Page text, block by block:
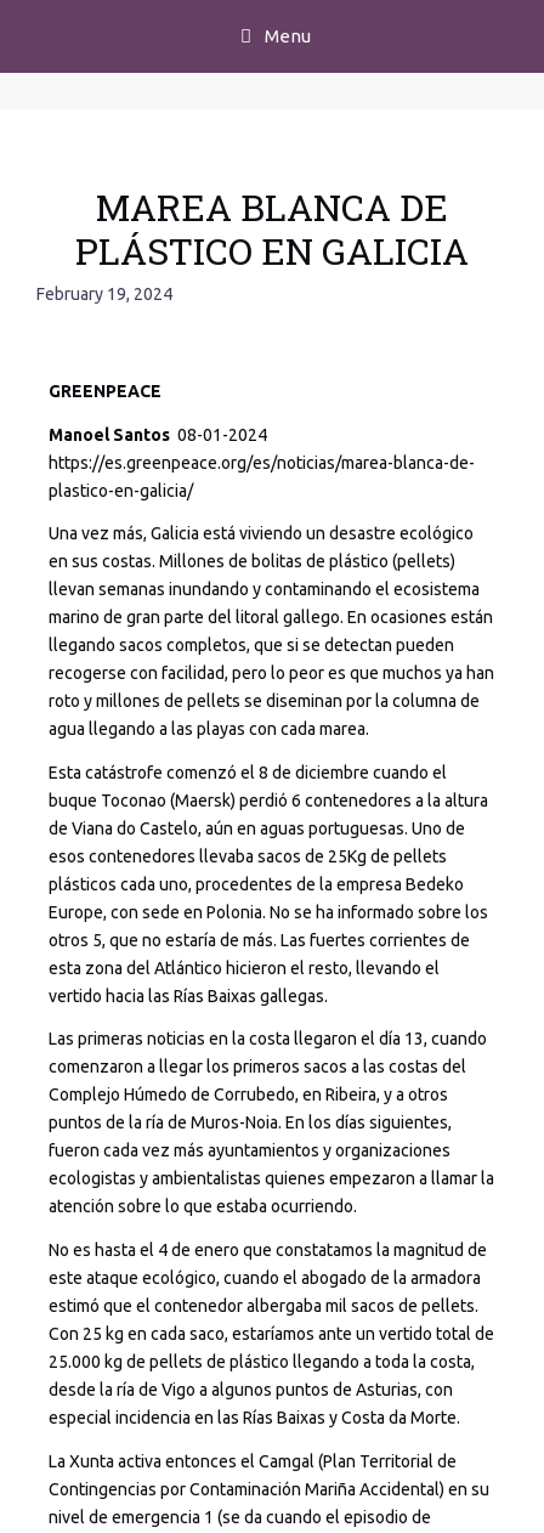
Menu
MAREA BLANCA DE
PLÁSTICO EN GALICIA
February 19, 2024
GREENPEACE
Manoel Santos 08-01-2024
https://es.greenpeace.org/es/noticias/marea-blanca-de-
plastico-en-galicia/
Una vez más, Galicia está viviendo un desastre ecológico
en sus costas. Millones de bolitas de plástico (pellets)
llevan semanas inundando y contaminando el ecosistema
marino de gran parte del litoral gallego. En ocasiones están
llegando sacos completos, que si se detectan pueden
recogerse con facilidad, pero lo peor es que muchos ya han
roto y millones de pellets se diseminan por la columna de
agua llegando a las playas con cada marea.
Esta catástrofe comenzó el 8 de diciembre cuando el
buque Toconao (Maersk) perdió 6 contenedores a la altura
de Viana do Castelo, aún en aguas portuguesas. Uno de
esos contenedores llevaba sacos de 25Kg de pellets
plásticos cada uno, procedentes de la empresa Bedeko
Europe, con sede en Polonia. No se ha informado sobre los
otros 5, que no estaría de más. Las fuertes corrientes de
esta zona del Atlántico hicieron el resto, llevando el
vertido hacia las Rías Baixas gallegas.
Las primeras noticias en la costa llegaron el día 13, cuando
comenzaron a llegar los primeros sacos a las costas del
Complejo Húmedo de Corrubedo, en Ribeira, y a otros
puntos de la ría de Muros-Noia. En los días siguientes,
fueron cada vez más ayuntamientos y organizaciones
ecologistas y ambientalistas quienes empezaron a llamar la
atención sobre lo que estaba ocurriendo.
No es hasta el 4 de enero que constatamos la magnitud de
este ataque ecológico, cuando el abogado de la armadora
estimó que el contenedor albergaba mil sacos de pellets.
Con 25 kg en cada saco, estaríamos ante un vertido total de
25.000 kg de pellets de plástico llegando a toda la costa,
desde la ría de Vigo a algunos puntos de Asturias, con
especial incidencia en las Rías Baixas y Costa da Morte.
La Xunta activa entonces el Camgal (Plan Territorial de
Contingencias por Contaminación Mariña Accidental) en su
nivel de emergencia 1 (se da cuando el episodio de